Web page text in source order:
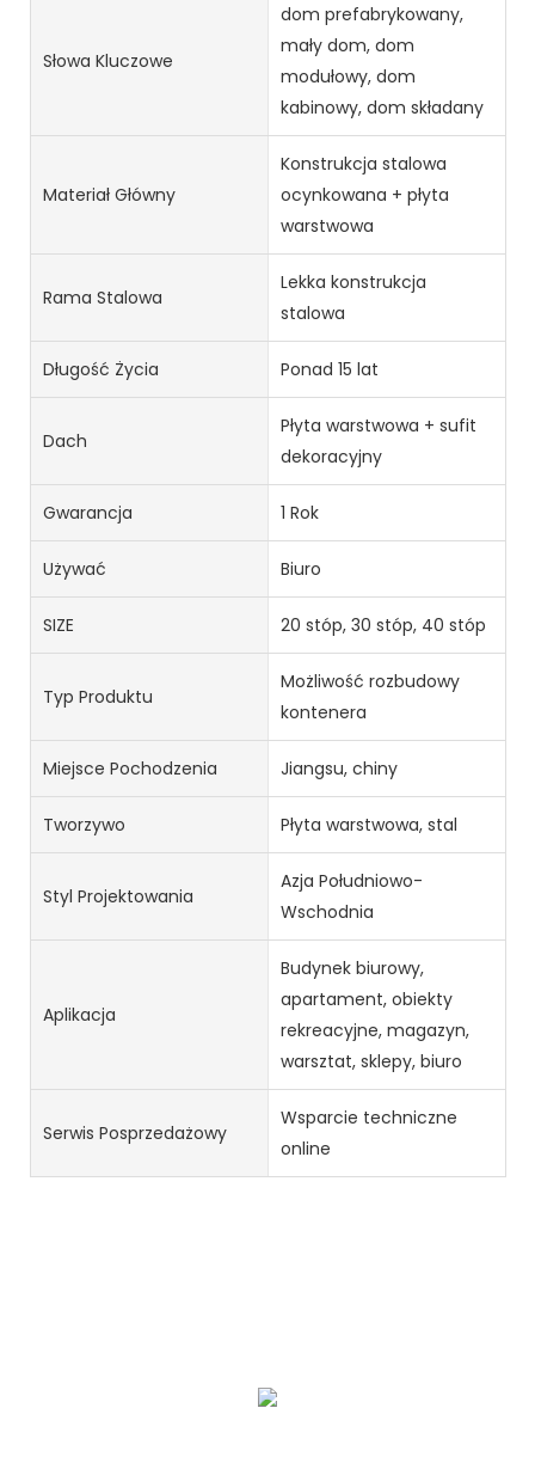
Słowa Kluczowe
dom prefabrykowany,
mały dom, dom
modułowy, dom
kabinowy, dom składany
Materiał Główny
Konstrukcja stalowa
ocynkowana + płyta
warstwowa
Rama Stalowa
Lekka konstrukcja
stalowa
Długość Życia Ponad 15 lat
Dach
Płyta warstwowa + sufit
dekoracyjny
Gwarancja 1 Rok
Używać Biuro
SIZE 20 stóp, 30 stóp, 40 stóp
Typ Produktu
Możliwość rozbudowy
kontenera
Miejsce Pochodzenia Jiangsu, chiny
Tworzywo Płyta warstwowa, stal
Styl Projektowania
Azja Południowo-
Wschodnia
Aplikacja
Budynek biurowy,
apartament, obiekty
rekreacyjne, magazyn,
warsztat, sklepy, biuro
Serwis Posprzedażowy
Wsparcie techniczne
online